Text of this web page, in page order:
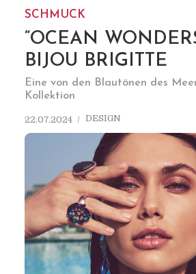
SCHMUCK
“OCEAN
BIJOU BRIGITTE
Eine von den Blautönen des
Kollektion
22.07.2024 DESIGN